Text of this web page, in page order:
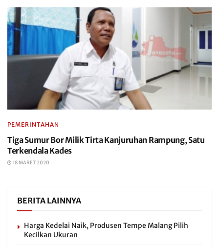
PEMERINTAHAN
Tiga Sumur Bor Milik Tirta Kanjuruhan Rampung, Satu
Terkendala Kades
18 MARET 2020
BERITA LAINNYA
Harga Kedelai Naik, Produsen Tempe Malang Pilih
Kecilkan Ukuran